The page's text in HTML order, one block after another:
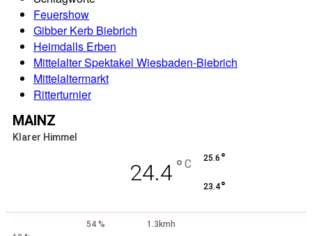
Feuershow
Gibber Kerb Biebrich
Heimdalls Erben
Mittelalter Spektakel Wiesbaden-Biebrich
Mittelaltermarkt
Ritterturnier
MAINZ
Klarer Himmel
24.4 ° C 25.6 °
23.4°
54 %
1.3kmh